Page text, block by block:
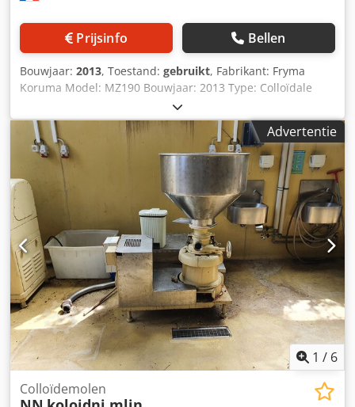
Prijsinfo Bellen
Bouwjaar: 2013, Toestand: gebruikt, Fabrikant: Fryma
Koruma Model: MZ190 Bouwjaar: 2013 Type: Colloïdale
molen Vermogen: 45 kW Geschatte capaciteit (volgens
fabrikant): 2.600–26.000 l/u Deeltjesgrootte product: 100–
500 µm Technische tekeningen beschikbaar Crsdpfjy H
Rfkex Abkjf
Advertentie
1 / 6
Colloïdemolen